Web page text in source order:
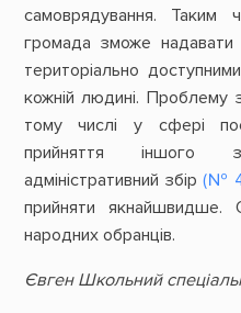
самоврядування. Таким
громада зможе надавати
територіально
кожній людині. Проблему
тому числі у сфері
прийняття іншого
адміністративний збір (№
прийняти
народних обранців.
Євген Школьний